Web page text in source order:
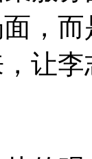
，
让李